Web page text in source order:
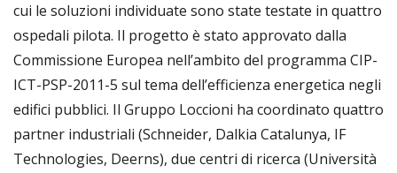
cui le soluzioni individuate sono state testate in quattro
ospedali pilota. Il progetto è stato approvato dalla
Commissione Europea nell’ambito del programma CIP-
ICT-PSP-2011-5 sul tema dell’efficienza energetica negli
edifici pubblici. Il Gruppo Loccioni ha coordinato quattro
partner industriali (Schneider, Dalkia Catalunya, IF
Technologies, Deerns), due centri di ricerca (Università